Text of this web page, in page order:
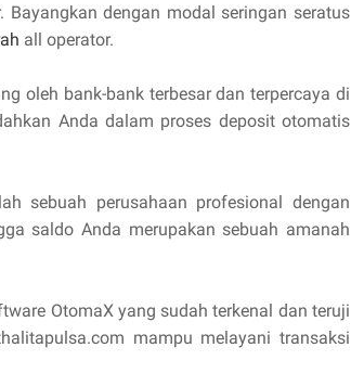
dengan modal seringan seratus
all operator.
oleh bank-bank terbesar dan terpercaya di
Anda dalam proses deposit otomatis
sebuah perusahaan profesional dengan
saldo Anda merupakan sebuah amanah
OtomaX yang sudah terkenal dan teruji
mampu melayani transaksi